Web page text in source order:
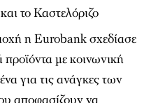
το Καστελόριζο
ηEurobankσχεδίασε
προϊόντα με κοινωνική
για τις ανάγκες των